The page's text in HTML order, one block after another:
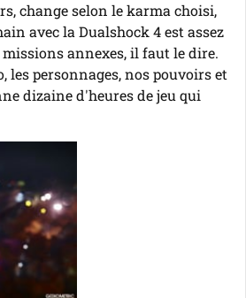
change selon le karma choisi,
avec la Dualshock 4 est assez
annexes, il faut le dire.
les personnages, nos pouvoirs et
dizaine d'heures de jeu qui